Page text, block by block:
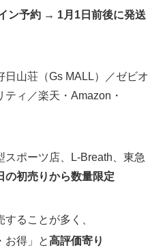
ン予約 → 1月1日前後に発送
日山荘（Gs MALL）／ゼビオ
ティ／楽天・Amazon・
スポーツ店、L-Breath、東急
の初売りから数量限定
ることが多く、
お得」と高評価寄り